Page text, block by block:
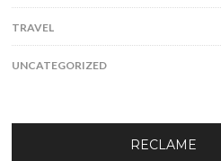
TRAVEL
UNCATEGORIZED
RECLAME